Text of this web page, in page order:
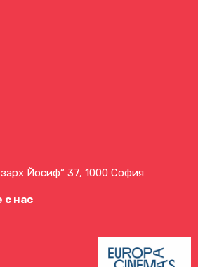
Йосиф“ 37, 1000 София
с нас